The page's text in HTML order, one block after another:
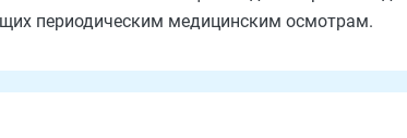
периодическим медицинским осмотрам.